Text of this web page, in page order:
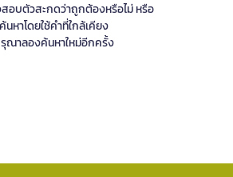
อบตัวสะกดว่าถูกต้องหรือไม่ หรือ
ค้นหาโดยใช้คำที่ใกล้เคียง
ณาลองค้นหาใหม่อีกครั้ง